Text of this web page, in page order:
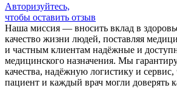
Авторизуйтесь,
чтобы оставить отзыв
Наша миссия — вносить вклад в
качество жизни людей, поставляя
и частным клиентам надёжные и
медицинского назначения. Мы
качества, надёжную логистику и
пациент и каждый врач могли доверять